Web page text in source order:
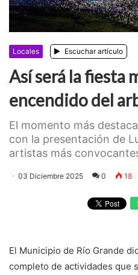
Locales Escuchar artículo
Así será la fiesta
encendido del
El momento más
con la presentación de
artistas más
03 Diciembre 2025 0 18
El Municipio de Río Grande
completo de actividades que